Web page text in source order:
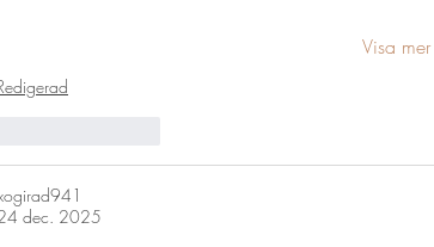
Visa mer
dec. 2025